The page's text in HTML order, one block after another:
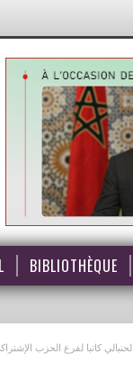
BIBLIOTHÈQUE
كاتبا لفرع الحزب